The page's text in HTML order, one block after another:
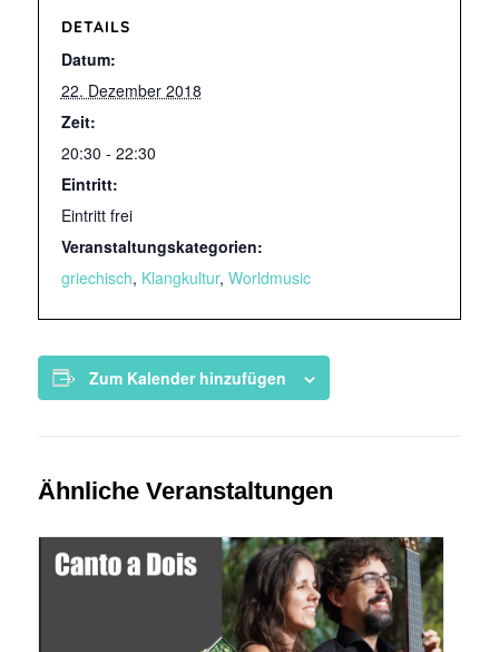
DETAILS
Datum:
22. Dezember 2018
Zeit:
20:30 - 22:30
Eintritt:
Eintritt frei
Veranstaltungskategorien:
griechisch, Klangkultur, Worldmusic
Zum Kalender hinzufügen
Ähnliche Veranstaltungen